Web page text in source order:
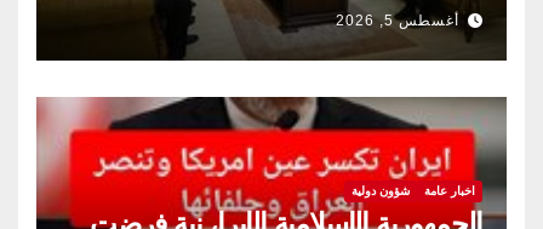
والثقافي.
أغسطس 5, 2026
اخبار عامة شؤون دولية